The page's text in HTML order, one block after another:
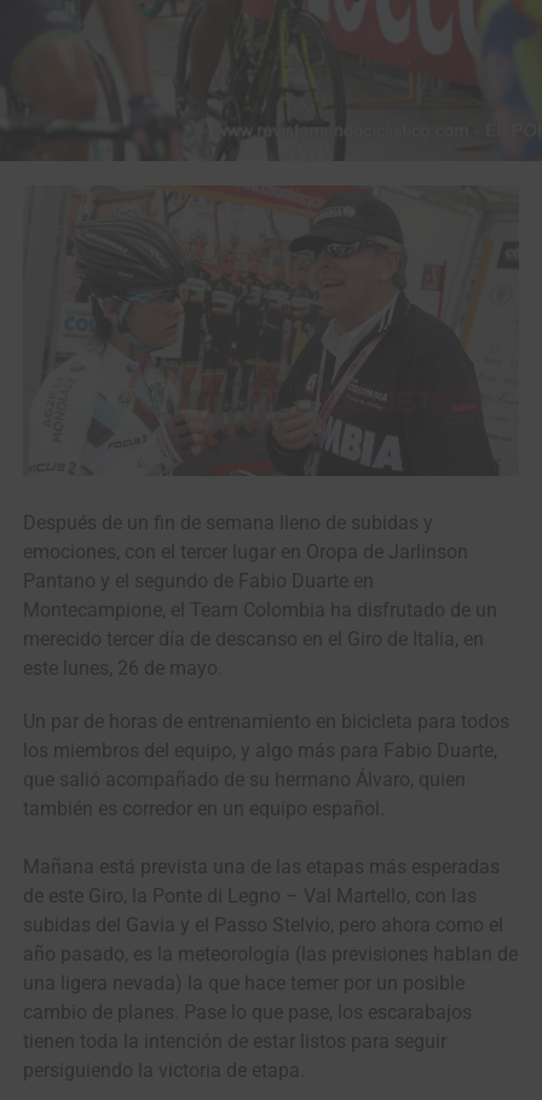
Después de un fin de semana lleno de subidas y
emociones, con el tercer lugar en Oropa de Jarlinson
Pantano y el segundo de Fabio Duarte en
Montecampione, el Team Colombia ha disfrutado de un
merecido tercer día de descanso en el Giro de Italia, en
este lunes, 26 de mayo.
Un par de horas de entrenamiento en bicicleta para todos
los miembros del equipo, y algo más para Fabio Duarte,
que salió acompañado de su hermano Álvaro, quien
también es corredor en un equipo español.
Mañana está prevista una de las etapas más esperadas
de este Giro, la Ponte di Legno – Val Martello, con las
subidas del Gavia y el Passo Stelvio, pero ahora como el
año pasado, es la meteorología (las previsiones hablan de
una ligera nevada) la que hace temer por un posible
cambio de planes. Pase lo que pase, los escarabajos
tienen toda la intención de estar listos para seguir
persiguiendo la victoria de etapa.